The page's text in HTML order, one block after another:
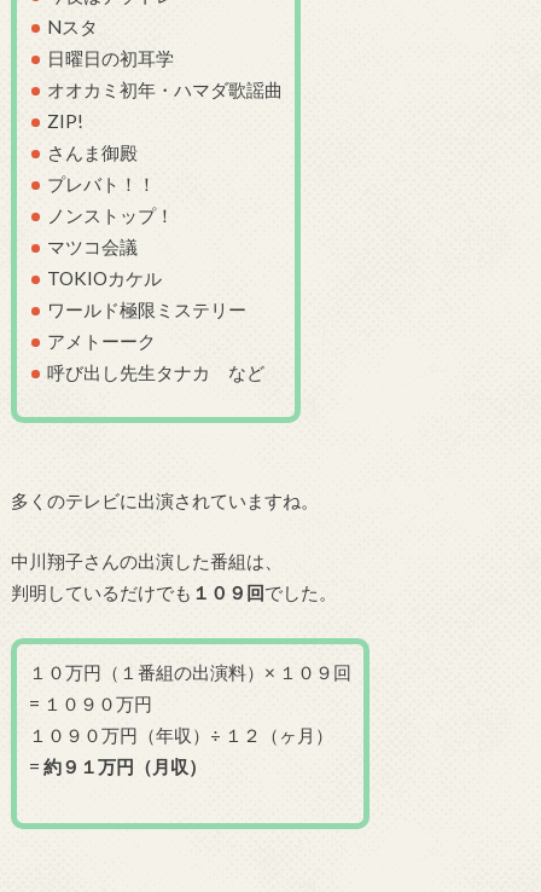
Nスタ
日曜日の初耳学
オオカミ初年・ハマダ歌謡曲
ZIP!
さんま御殿
プレバト！！
ノンストップ！
マツコ会議
TOKIOカケル
ワールド極限ミステリー
アメトーーク
呼び出し先生タナカ など
多くのテレビに出演されていますね。
中川翔子さんの出演した番組は、
判明しているだけでも １０９ 回でした。
１０万円（１番組の出演料）× １０９回
= １０９０万円
１０９０万円（年収）÷ １２（ヶ月）
= 約９１万円（月収）